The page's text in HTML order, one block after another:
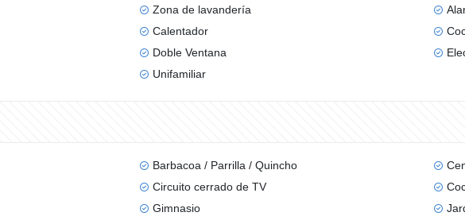
Zona de lavandería
Calentador
Doble Ventana
Unifamiliar
Barbacoa / Parrilla / Quincho
Circuito cerrado de TV
Gimnasio